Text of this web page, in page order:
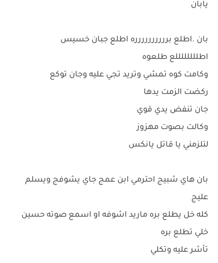
يابان
بان .اطلع برررررررررره اطلع جبان خسيس
اطللللللللع طلعوه
وكامت كوه تمشي وتريد تجي عليه وجان توكع
ركضت الزمت يدها
جان تنفض يدي قوي
وكالت بصوت مهزوز
لتلزمني يا قاتل يانكس
بان هاي شبيج احترمي ابن عمج جاي يشوفج ويسلم
عليج
كله خل يطلع بره ماريد اشوفه او اسمع صوته حسين
خلي تطلع بره
تأشر عليه وتكلي